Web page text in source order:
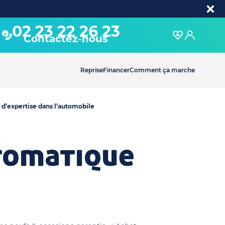
02 23 22 26 23
Contactez-nous
RepriseFinancerComment ça marche
d’expertise dans l’automobile